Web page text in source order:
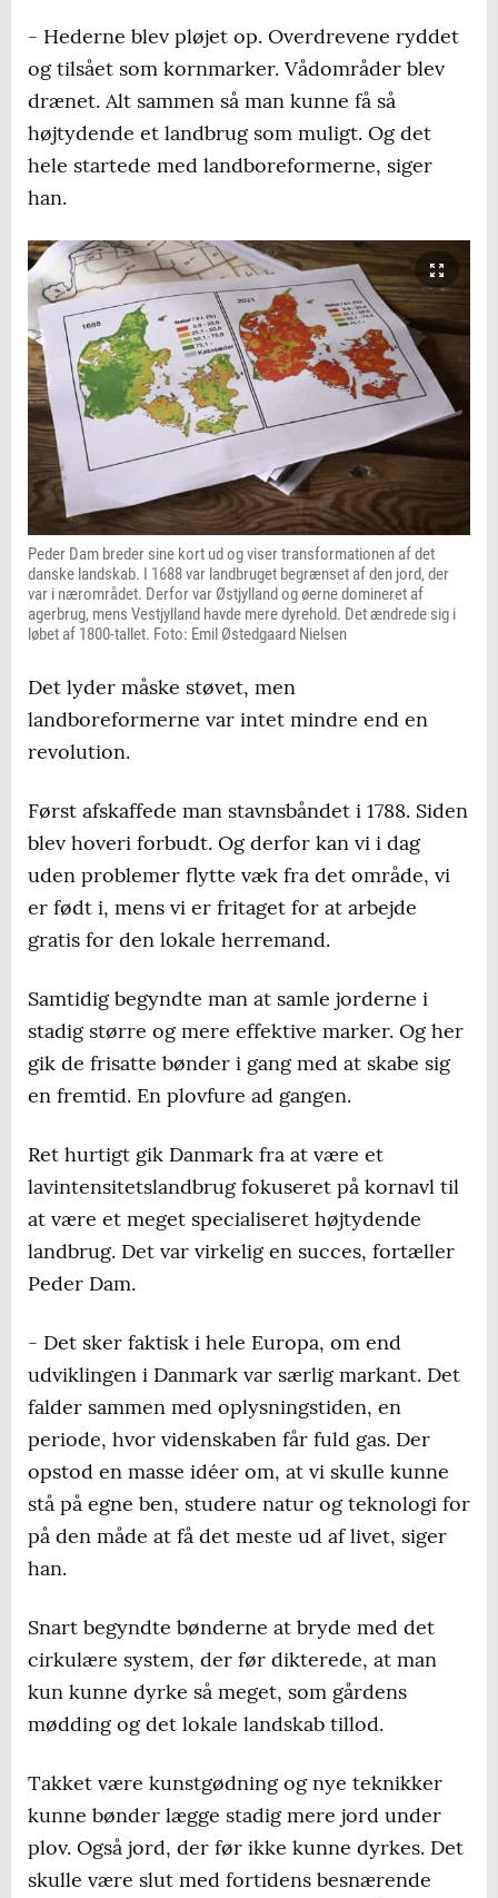
- Hederne blev pløjet op. Overdrevene ryddet
og tilsået som kornmarker. Vådområder blev
drænet. Alt sammen så man kunne få så
højtydende et landbrug som muligt. Og det
hele startede med landboreformerne, siger
han.
Peder Dam breder sine kort ud og viser transformationen af det
danske landskab. I 1688 var landbruget begrænset af den jord, der
var i nærområdet. Derfor var Østjylland og øerne domineret af
agerbrug, mens Vestjylland havde mere dyrehold. Det ændrede sig i
løbet af 1800-tallet. Foto: Emil Østedgaard Nielsen
Det lyder måske støvet, men
landboreformerne var intet mindre end en
revolution.
Først afskaffede man stavnsbåndet i 1788. Siden
blev hoveri forbudt. Og derfor kan vi i dag
uden problemer flytte væk fra det område, vi
er født i, mens vi er fritaget for at arbejde
gratis for den lokale herremand.
Samtidig begyndte man at samle jorderne i
stadig større og mere effektive marker. Og her
gik de frisatte bønder i gang med at skabe sig
en fremtid. En plovfure ad gangen.
Ret hurtigt gik Danmark fra at være et
lavintensitetslandbrug fokuseret på kornavl til
at være et meget specialiseret højtydende
landbrug. Det var virkelig en succes, fortæller
Peder Dam.
- Det sker faktisk i hele Europa, om end
udviklingen i Danmark var særlig markant. Det
falder sammen med oplysningstiden, en
periode, hvor videnskaben får fuld gas. Der
opstod en masse idéer om, at vi skulle kunne
stå på egne ben, studere natur og teknologi for
på den måde at få det meste ud af livet, siger
han.
Snart begyndte bønderne at bryde med det
cirkulære system, der før dikterede, at man
kun kunne dyrke så meget, som gårdens
mødding og det lokale landskab tillod.
Takket være kunstgødning og nye teknikker
kunne bønder lægge stadig mere jord under
plov. Også jord, der før ikke kunne dyrkes. Det
skulle være slut med fortidens besnærende